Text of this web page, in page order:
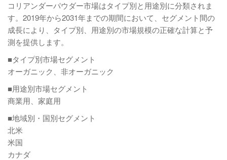
コリアンダーパウダー市場はタイプ別と用途別に分類されま
す。2019年から2031年までの期間において、セグメント間の
成長により、タイプ別、用途別の市場規模の正確な計算と予
測を提供します。
■タイプ別市場セグメント
オーガニック、非オーガニック
■用途別市場セグメント
商業用、家庭用
■地域別・国別セグメント
北米
米国
カナダ